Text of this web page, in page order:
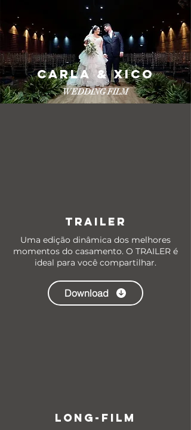
CARLA & XICO
WEDDING FILM
TRAILER
Uma edição dinâmica dos melhores
momentos do casamento. O TRAILER é
ideal para você compartilhar.
Download
LONG-FILM